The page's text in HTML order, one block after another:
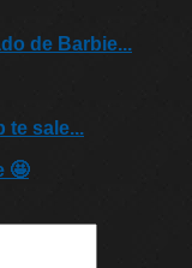
de Barbie...
te sale...
🤩